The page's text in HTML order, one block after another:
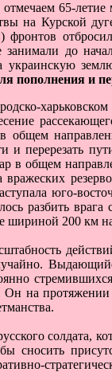
65-летие
на Курской
фронтов
занимали до
украинскую
пополнения и
в общем
и перерезать
в общем
вражеских
юго-
разбить
шириной 200 км
на протяжении
солдата,
сносить